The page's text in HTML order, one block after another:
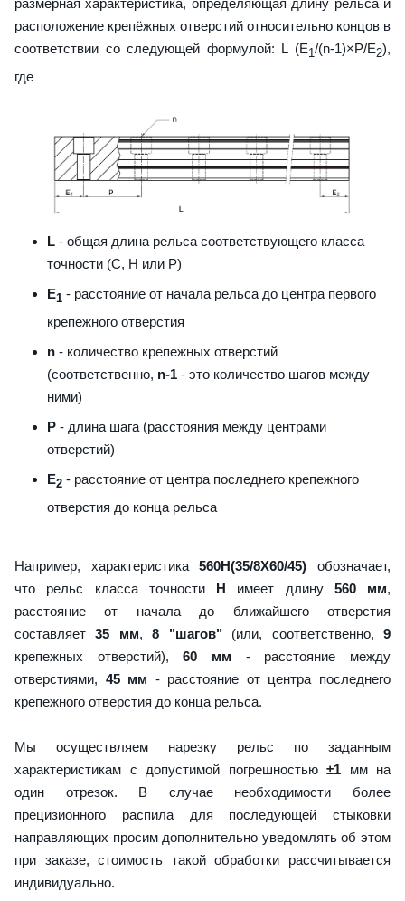
размерная характеристика, определяющая длину рельса и
расположение крепёжных отверстий относительно концов в
соответствии со следующей формулой: L (E1/(n-1)×P/E2),
где
L - общая длина рельса соответствующего класса
точности (С, H или Р)
E1 - расстояние от начала рельса до центра первого
крепежного отверстия
n - количество крепежных отверстий
(соответственно, n-1 - это количество шагов между
ними)
P - длина шага (расстояния между центрами
отверстий)
E2 - расстояние от центра последнего крепежного
отверстия до конца рельса
Например, характеристика560H(35/8X60/45) обозначает,
что рельс класса точности H имеет длину 560 мм,
расстояние от начала до ближайшего отверстия
составляет35 мм,8 "шагов" (или, соответственно,9
крепежных отверстий),60 мм - расстояние между
отверстиями, 45 мм - расстояние от центра последнего
крепежного отверстия до конца рельса.
Мы осуществляем нарезку рельс по заданным
характеристикам с допустимой погрешностью ±1 мм на
один отрезок. В случае необходимости более
прецизионного распила для последующей стыковки
направляющих просим дополнительно уведомлять об этом
при заказе, стоимость такой обработки рассчитывается
индивидуально.